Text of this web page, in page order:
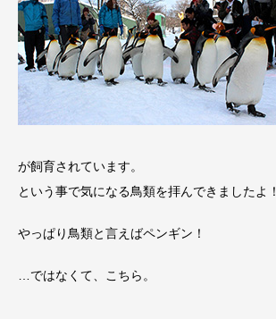
が飼育されています。
という事で気になる鳥類を拝んできましたよ！
やっぱり鳥類と言えばペンギン！
…ではなくて、こちら。